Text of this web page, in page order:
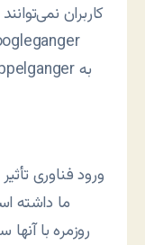
کاربران
ورود فناوری
ما داشته
روزمره با آنها